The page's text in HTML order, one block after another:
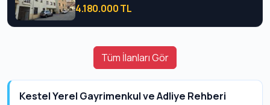
4.180.000 TL
Tüm İlanları Gör
Kestel Yerel Gayrimenkul ve Adliye Rehberi